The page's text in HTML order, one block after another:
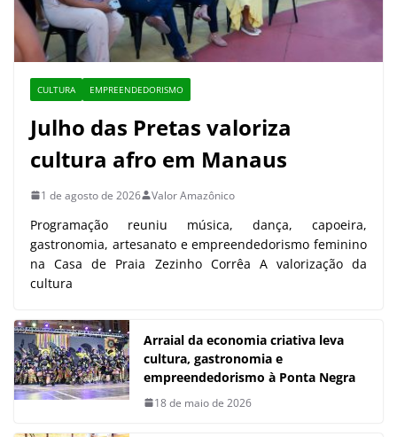
CULTURA EMPREENDEDORISMO
Julho das Pretas valoriza
cultura afro em Manaus
1 de agosto de 2026 Valor Amazônico
Programação reuniu música, dança, capoeira,
gastronomia, artesanato e empreendedorismo feminino
na Casa de Praia Zezinho Corrêa A valorização da
cultura
Arraial da economia criativa leva
cultura, gastronomia e
empreendedorismo à Ponta Negra
18 de maio de 2026